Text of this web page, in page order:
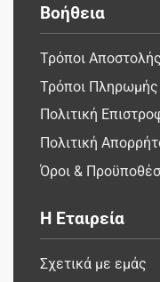
Βοήθεια
Τρόποι Αποστολής
Τρόποι Πληρωμής
Πολιτική
Πολιτική
Όροι &
Η Εταιρεία
Σχετικά με εμάς